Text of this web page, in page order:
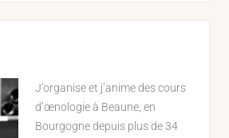
J’organise et j’anime des cours
d’œnologie à Beaune, en
Bourgogne depuis plus de 34